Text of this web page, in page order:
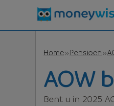
Home Pensioen
AOW
Bent u in 2025